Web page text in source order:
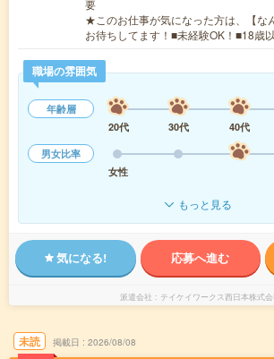
要
★このお仕事が気になった方は、【な
お待ちしてます！■未経験OK！■18歳
職場の雰囲気
年齢層
20代
30代 40代
男女比率
女性
もっと見る
気になる! 応募へ進む
派遣会社 テイケイワークス西日本株式会
未読 掲載日 2026/08/08